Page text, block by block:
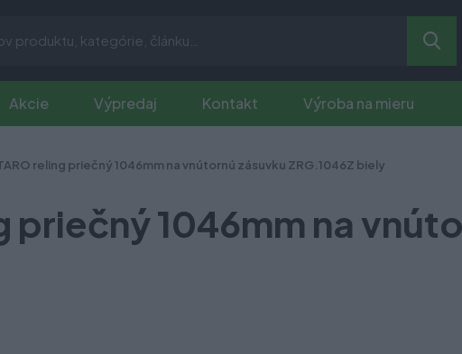
Akcie Výpredaj Kontakt Výroba na mieru
reling priečný 1046mm na vnútornú zásuvku ZRG.1046Z biely
priečný 1046mm na